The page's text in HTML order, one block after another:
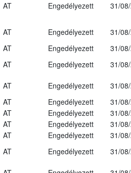
AT Engedélyezett 31/
AT Engedélyezett
31/
AT Engedélyezett
31/
AT Engedélyezett
31/
AT Engedélyezett
31/
AT Engedélyezett
31/
AT Engedélyezett
31/
AT Engedélyezett
31/
AT Engedélyezett
31/
AT Engedélyezett
31/